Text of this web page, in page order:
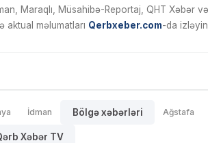
Maraqlı, Müsahibə-Reportaj, QHT Xəbər
məlumatları Qerbxeber.com-da
İdman Bölgə xəbərləri Ağstafa
Xəbər TV